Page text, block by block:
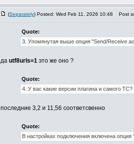
(Separately) Posted: Wed Feb 11, 2026 10:48 Post
Quote:
3. Упомянутая выше опция "Send/Receive
да utf8urls=1 это же оно ?
Quote:
4. У вас какие версии плагина и самого TC?
последние 3,2 и 11,56 соответсвенно
Quote:
В настройках подключения включена